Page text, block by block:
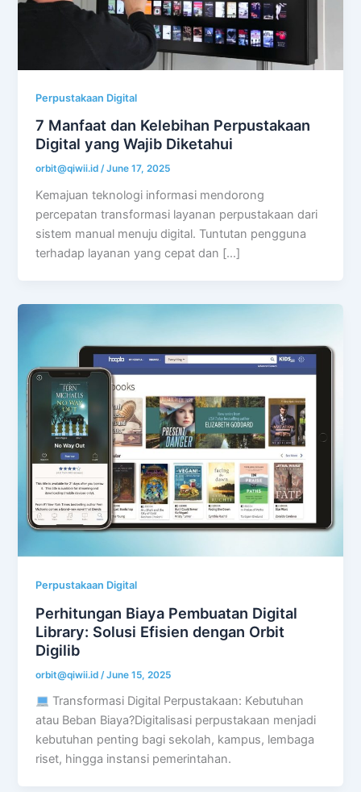
Perpustakaan Digital
7 Manfaat dan Kelebihan Perpustakaan
Digital yang Wajib Diketahui
orbit@qiwii.id/June 17, 2025
Kemajuan teknologi informasi mendorong
percepatan transformasi layanan perpustakaan dari
sistem manual menuju digital. Tuntutan pengguna
terhadap layanan yang cepat dan […]
Perpustakaan Digital
Perhitungan Biaya Pembuatan Digital
Library: Solusi Efisien dengan Orbit
Digilib
orbit@qiwii.id /June 15, 2025
Transformasi Digital Perpustakaan: Kebutuhan
atau Beban Biaya?Digitalisasi perpustakaan menjadi
kebutuhan penting bagi sekolah, kampus, lembaga
riset, hingga instansi pemerintahan.